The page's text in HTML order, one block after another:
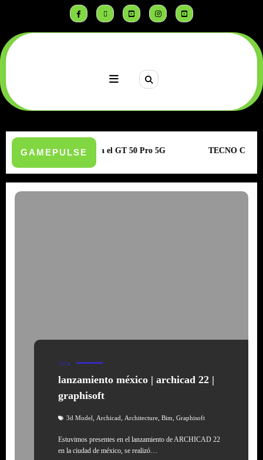
GAMEPULSE
Infinix lanza el GT 50 Pro 5G TECNO CAMON 50 |
TECH
lanzamiento méxico | archicad 22 |
graphisoft
3d Model, Archicad, Architecture, Bim, Graphisoft
Estuvimos presentes en el lanzamiento de ARCHICAD 22
en la ciudad de méxico, se realizó…